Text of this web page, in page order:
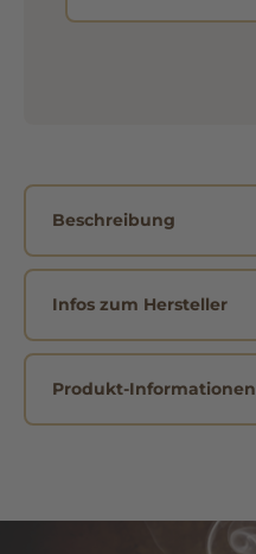
Beschreibung
Infos zum Hersteller
Produkt-Informationen